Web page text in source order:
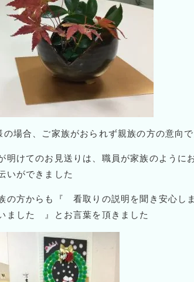
の場合、ご家族がおられず親族の方の意向
明けてのお見送りは、職員が家族のように
いができました
の方からも『 看取りの説明を聞き安心
ました 』とお言葉を頂きました